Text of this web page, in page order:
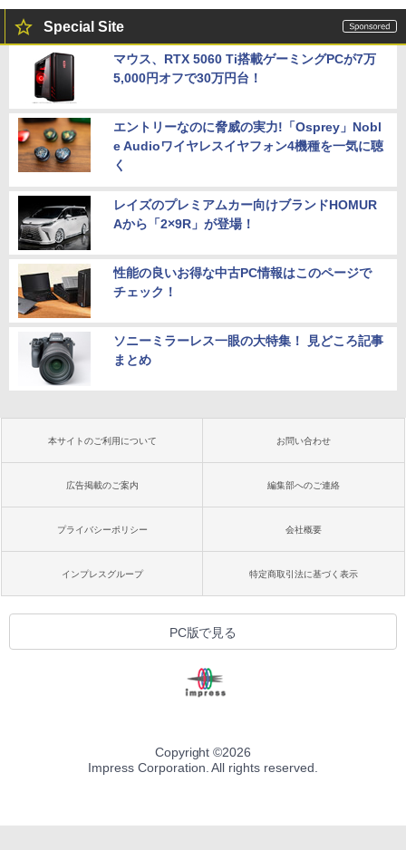
Special Site
マウス、RTX 5060 Ti搭載ゲーミングPCが7万
5,000円オフで30万円台！
エントリーなのに脅威の実力!「Osprey」Nobl
e Audioワイヤレスイヤフォン4機種を一気に聴
く
レイズのプレミアムカー向けブランドHOMUR
Aから「2×9R」が登場！
性能の良いお得な中古PC情報はこのページで
チェック！
ソニーミラーレス一眼の大特集！ 見どころ記事
まとめ
本サイトのご利用について お問い合わせ
広告掲載のご案内 編集部へのご連絡
プライバシーポリシー 会社概要
インプレスグループ 特定商取引法に基づく表示
PC版で見る
Copyright ©2026
Impress Corporation. All rights reserved.